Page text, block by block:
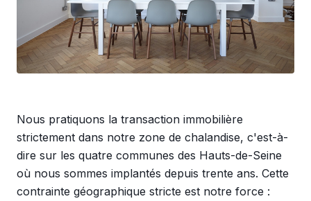
Nous pratiquons la transaction immobilière
strictement dans notre zone de chalandise, c'est-à-
dire sur les quatre communes des Hauts-de-Seine
où nous sommes implantés depuis trente ans. Cette
contrainte géographique stricte est notre force :